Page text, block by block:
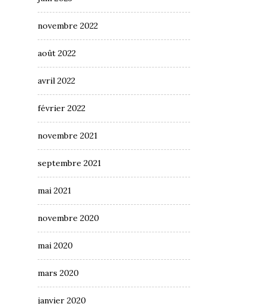
novembre 2022
août 2022
avril 2022
février 2022
novembre 2021
septembre 2021
mai 2021
novembre 2020
mai 2020
mars 2020
janvier 2020